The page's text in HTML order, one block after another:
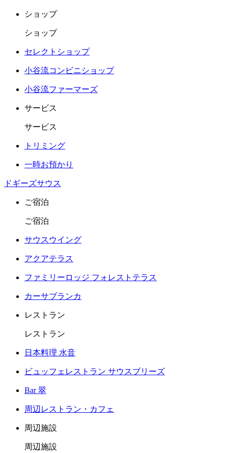
ショップ
ショップ
セレクトショップ
小谷流コンビニショップ
小谷流ファーマーズ
サービス
サービス
トリミング
一時お預かり
ドギーズサウス
ご宿泊
ご宿泊
サウスウイング
アクアテラス
ファミリーロッジ フォレストテラス
カーサブランカ
レストラン
レストラン
日本料理 水音
ビュッフェレストラン サウスブリーズ
Bar 翠
周辺レストラン・カフェ
周辺施設
周辺施設